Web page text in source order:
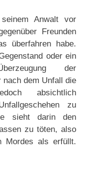
Anwalt vor
Freunden
überfahren habe.
oder ein
der
dem Unfall die
absichtlich
zu
sieht darin den
zu töten, also
Mordes als erfüllt.